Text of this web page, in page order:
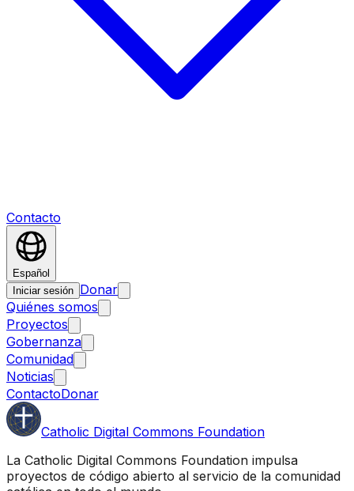
Contacto
Español
Iniciar sesión Donar
Quiénes somos
Proyectos
Gobernanza
Comunidad
Noticias
ContactoDonar
Catholic Digital Commons Foundation
La Catholic Digital Commons Foundation impulsa
proyectos de código abierto al servicio de la comunidad